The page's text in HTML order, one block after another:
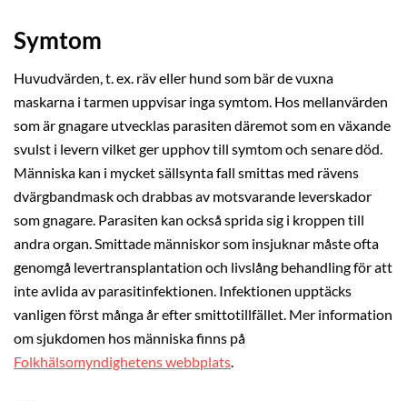
Symtom
Huvudvärden, t. ex. räv eller hund som bär de vuxna
maskarna i tarmen uppvisar inga symtom. Hos mellanvärden
som är gnagare utvecklas parasiten däremot som en växande
svulst i levern vilket ger upphov till symtom och senare död.
Människa kan i mycket sällsynta fall smittas med rävens
dvärgbandmask och drabbas av motsvarande leverskador
som gnagare. Parasiten kan också sprida sig i kroppen till
andra organ. Smittade människor som insjuknar måste ofta
genomgå levertransplantation och livslång behandling för att
inte avlida av parasitinfektionen. Infektionen upptäcks
vanligen först många år efter smittotillfället. Mer information
om sjukdomen hos människa finns på
Folkhälsomyndighetens webbplats.